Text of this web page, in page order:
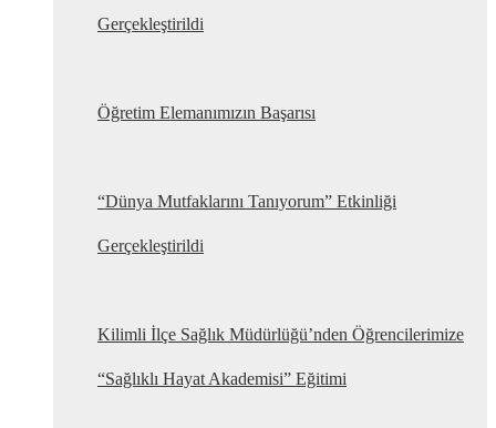
Gerçekleştirildi
Öğretim Elemanımızın Başarısı
“Dünya Mutfaklarını Tanıyorum” Etkinliği
Gerçekleştirildi
Kilimli İlçe Sağlık Müdürlüğü’nden Öğrencilerimize
“Sağlıklı Hayat Akademisi” Eğitimi